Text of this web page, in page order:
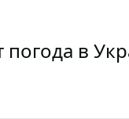
погода в